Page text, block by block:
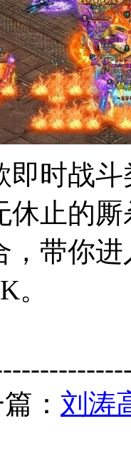
即时战
休止的
，带你
。
： 刘涛